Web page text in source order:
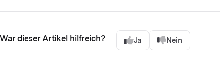
War dieser Artikel hilfreich? Ja Nein